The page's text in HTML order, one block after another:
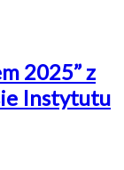
2025” z
Instytutu